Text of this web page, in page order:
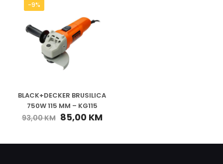
-9%
BLACK+DECKER BRUSILICA
750W 115 MM – KG115
93,00KM 85,00 KM